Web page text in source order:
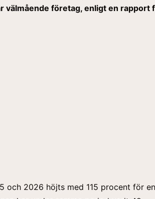
välmående företag, enligt en rapport
och 2026 höjts med 115 procent för en